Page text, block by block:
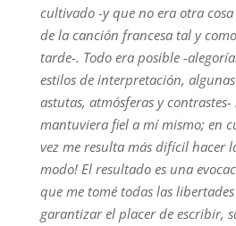
cultivado -y que no era otra
de la canción francesa tal y
tarde-. Todo era posible -
estilos de interpretación,
astutas, atmósferas y
mantuviera fiel a mí mismo; en
vez me resulta más difícil hacer
modo! El resultado es una
que me tomé todas las
garantizar el placer de escribir,